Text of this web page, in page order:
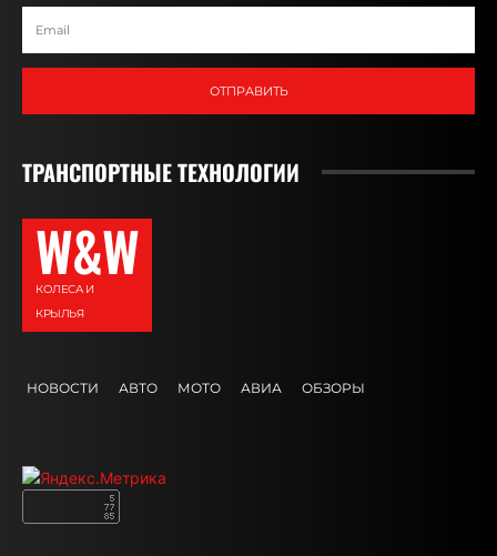
ОТПРАВИТЬ
ТРАНСПОРТНЫЕ ТЕХНОЛОГИИ
W&W
КОЛЕСА И
КРЫЛЬЯ
НОВОСТИ АВТО МОТО АВИА ОБЗОРЫ